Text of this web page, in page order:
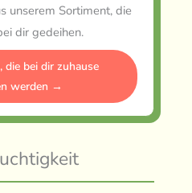
unserem Sortiment, die
dir gedeihen.
die bei dir zuhause
werden →